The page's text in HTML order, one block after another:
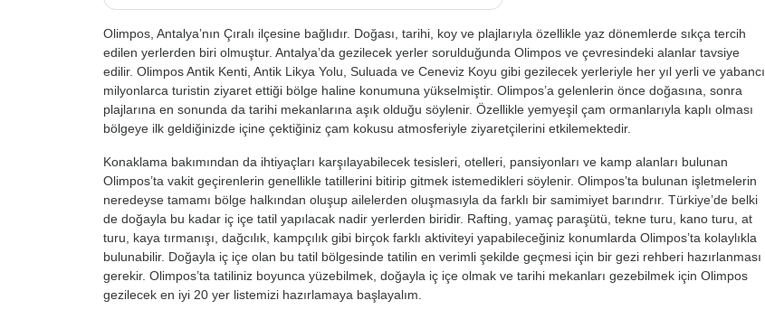
Olimpos, Antalya’nın Çıralı ilçesine bağlıdır. Doğası, tarihi, koy ve plajlarıyla özellikle yaz dönemlerde sıkça tercih
edilen yerlerden biri olmuştur. Antalya’da gezilecek yerler sorulduğunda Olimpos ve çevresindeki alanlar tavsiye
edilir. Olimpos Antik Kenti, Antik Likya Yolu, Suluada ve Ceneviz Koyu gibi gezilecek yerleriyle her yıl yerli ve yabancı
milyonlarca turistin ziyaret ettiği bölge haline konumuna yükselmiştir. Olimpos’a gelenlerin önce doğasına, sonra
plajlarına en sonunda da tarihi mekanlarına aşık olduğu söylenir. Özellikle yemyeşil çam ormanlarıyla kaplı olması
bölgeye ilk geldiğinizde içine çektiğiniz çam kokusu atmosferiyle ziyaretçilerini etkilemektedir.
Konaklama bakımından da ihtiyaçları karşılayabilecek tesisleri, otelleri, pansiyonları ve kamp alanları bulunan
Olimpos’ta vakit geçirenlerin genellikle tatillerini bitirip gitmek istemedikleri söylenir. Olimpos’ta bulunan işletmelerin
neredeyse tamamı bölge halkından oluşup ailelerden oluşmasıyla da farklı bir samimiyet barındrır. Türkiye’de belki
de doğayla bu kadar iç içe tatil yapılacak nadir yerlerden biridir. Rafting, yamaç paraşütü, tekne turu, kano turu, at
turu, kaya tırmanışı, dağcılık, kampçılık gibi birçok farklı aktiviteyi yapabileceğiniz konumlarda Olimpos’ta kolaylıkla
bulunabilir. Doğayla iç içe olan bu tatil bölgesinde tatilin en verimli şekilde geçmesi için bir gezi rehberi hazırlanması
gerekir. Olimpos’ta tatiliniz boyunca yüzebilmek, doğayla iç içe olmak ve tarihi mekanları gezebilmek için Olimpos
gezilecek en iyi 20 yer listemizi hazırlamaya başlayalım.